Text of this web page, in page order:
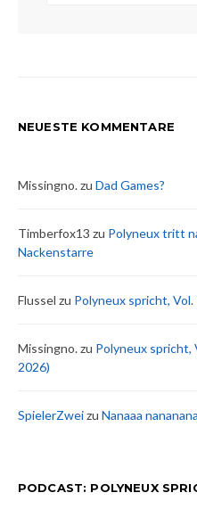
NEUESTE KOMMENTARE
Missingno.zu Dad Games?
Timberfox13 zu Polyneux tritt
Nackenstarre
Flussel zu Polyneux spricht,
Missingno.zu Polyneux spricht,
2026)
SpielerZweizu Nanaaa
PODCAST: POLYNEUX